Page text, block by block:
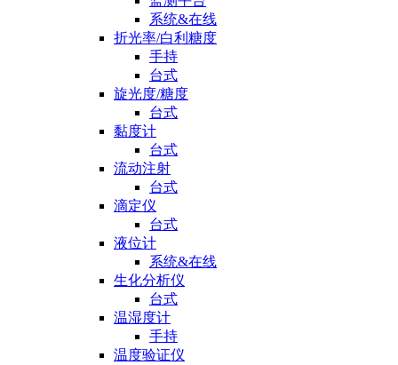
系统&在线
折光率/白利糖度
手持
台式
旋光度/糖度
台式
黏度计
台式
流动注射
台式
滴定仪
台式
液位计
系统&在线
生化分析仪
台式
温湿度计
手持
温度验证仪